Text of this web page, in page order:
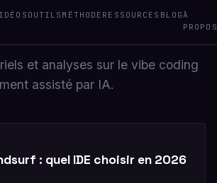
OUTILS MÉTHODE RESSOURCES BLOGÀ
PROPOS
et analyses sur le vibe coding
assisté par IA.
: quel IDE choisir en 2026